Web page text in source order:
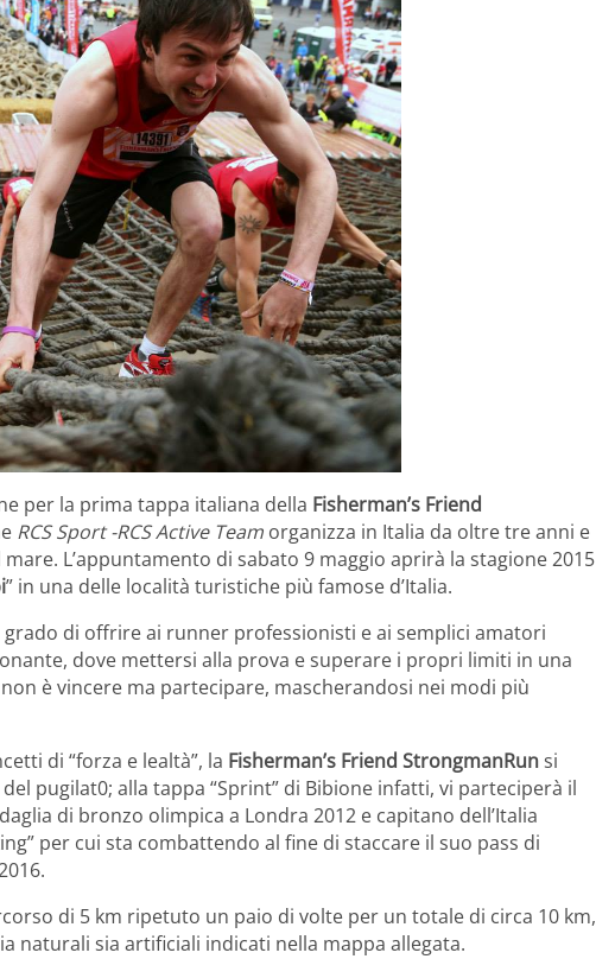
per la prima tappa italiana della Fisherman’s Friend
RCS Sport -RCS Active Team organizza in Italia da oltre tre anni e
L’appuntamento di sabato 9 maggio aprirà la stagione 2015
” in una delle località turistiche più famose d’Italia.
grado di offrire ai runner professionisti e ai semplici amatori
dove mettersi alla prova e superare i propri limiti in una
è vincere ma partecipare, mascherandosi nei modi più
di “forza e lealtà”, la Fisherman’s Friend StrongmanRunsi
pugilat0; alla tappa “Sprint” di Bibione infatti, vi parteciperà il
di bronzo olimpica a Londra 2012 e capitano dell’Italia
per cui sta combattendo al fine di staccare il suo pass di
di 5 km ripetuto un paio di volte per un totale di circa 10 km,
naturali sia artificiali indicati nella mappa allegata.